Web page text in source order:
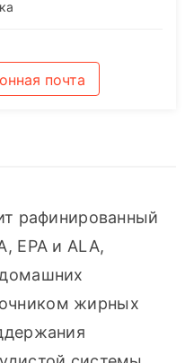
почта
рафинированный
EPA и ALA,
жирных